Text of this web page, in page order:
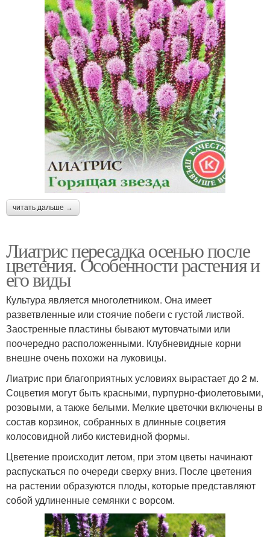
читать дальше →
Лиатрис пересадка осенью после
цветения. Особенности растения и
его виды
Культура является многолетником. Она имеет
разветвленные или стоячие побеги с густой листвой.
Заостренные пластины бывают мутовчатыми или
поочередно расположенными. Клубневидные корни
внешне очень похожи на луковицы.
Лиатрис при благоприятных условиях вырастает до 2 м.
Соцветия могут быть красными, пурпурно-фиолетовыми,
розовыми, а также белыми. Мелкие цветочки включены в
состав корзинок, собранных в длинные соцветия
колосовидной либо кистевидной формы.
Цветение происходит летом, при этом цветы начинают
распускаться по очереди сверху вниз. После цветения
на растении образуются плоды, которые представляют
собой удлиненные семянки с ворсом.